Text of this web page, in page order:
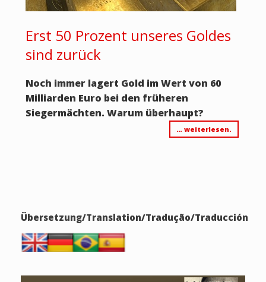
Erst 50 Prozent unseres Goldes
sind zurück
Noch immer lagert Gold im Wert von 60
Milliarden Euro bei den früheren
Siegermächten. Warum überhaupt?
… weiterlesen.
Übersetzung/Translation/Tradução/Traducción